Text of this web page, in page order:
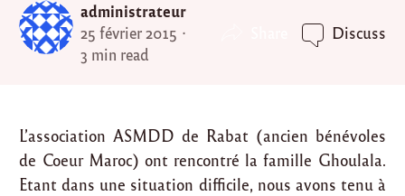
administrateur
25 février 2015
3 min read
Discuss
L’association ASMDD de Rabat (ancien bénévoles
de Coeur Maroc) ont rencontré la famille Ghoulala.
Etant dans une situation difficile, nous avons tenu à